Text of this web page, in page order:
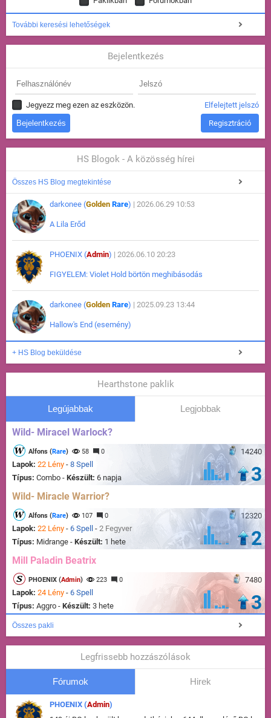
További keresési lehetőségek
Bejelentkezés
Jegyezz meg ezen az eszközön. Elfelejtett jelszó
Regisztráció
HS Blogok - A közösség hírei
Összes HS Blog megtekintése
darkonee (Golden Rare) | 2026.06.29 10:53
A Lila Erőd
PHOENIX (Admin) | 2026.06.10 20:23
FIGYELEM: Violet Hold börtön meghibásodás
darkonee (Golden Rare) | 2025.09.23 13:44
Hallow's End (esemény)
+ HS Blog beküldése
Hearthstone paklik
Legújabbak Legjobbak
Wild- Miracel Warlock?
14240
Alfons (Rare) 58 0
Lapok: 22 Lény - 8 Spell
Típus: Combo - Készült: 6 napja 3
Wild- Miracle Warrior?
12320
Alfons (Rare) 107 0
Lapok: 22 Lény - 6 Spell - 2 Fegyver
Típus: Midrange - Készült: 1 hete 2
Mill Paladin Beatrix
7480
PHOENIX (Admin) 223 0
Lapok: 24 Lény - 6 Spell
Típus: Aggro - Készült: 3 hete 3
Összes pakli
Legfrissebb hozzászólások
Fórumok Hirek
PHOENIX (Admin)